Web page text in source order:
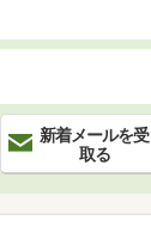
新着メールを受
取る